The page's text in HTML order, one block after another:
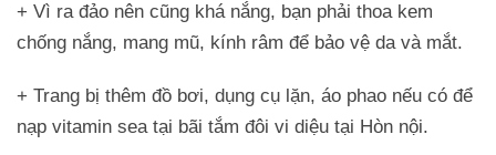
+ Vì ra đảo nên cũng khá nắng, bạn phải thoa kem
chống nắng, mang mũ, kính râm để bảo vệ da và mắt.
+ Trang bị thêm đồ bơi, dụng cụ lặn, áo phao nếu có để
nạp vitamin sea tại bãi tắm đôi vi diệu tại Hòn nội.